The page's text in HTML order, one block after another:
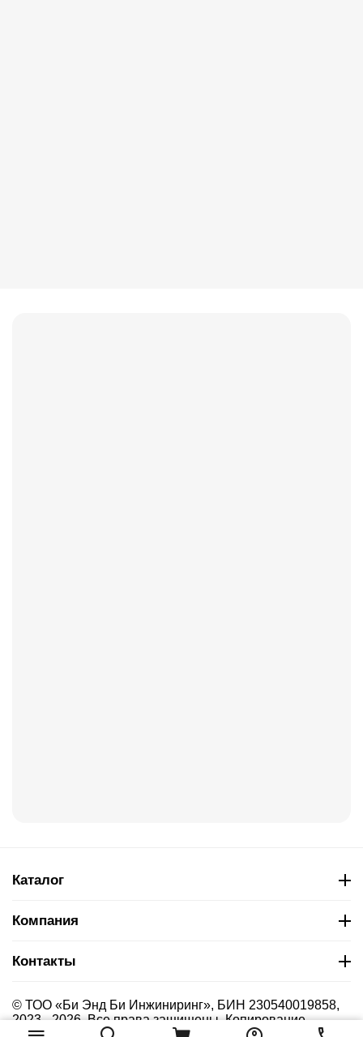
Каталог
Компания
Контакты
© ТОО «Би Энд Би Инжиниринг», БИН 230540019858,
2023 - 2026. Все права защищены. Копирование
материалов сайта без указания страницы-источника